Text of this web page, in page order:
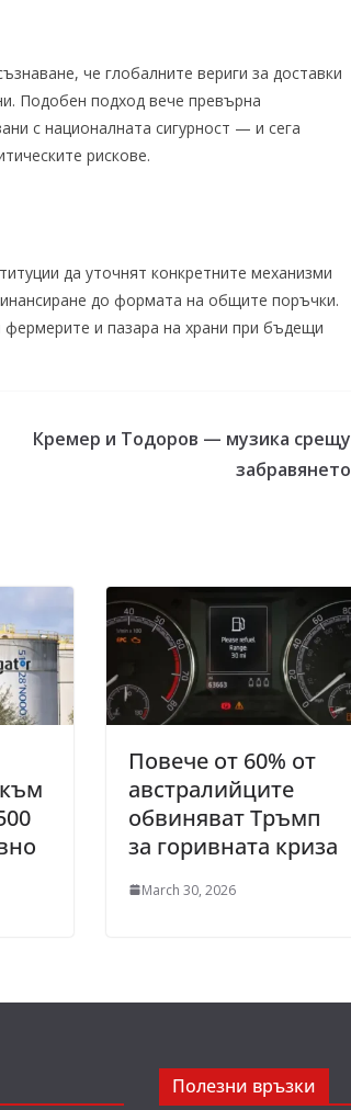
че глобалните вериги за доставки
Подобен подход вече превърна
с националната сигурност — и сега
рискове.
да уточнят конкретните механизми
до формата на общите поръчки.
и пазара на храни при бъдещи
Кремер и Тодоров — музика срещу
забравянето
Повече от 60% от
австралийците
обвиняват Тръмп
за горивната криза
March 30, 2026
Полезни връзки